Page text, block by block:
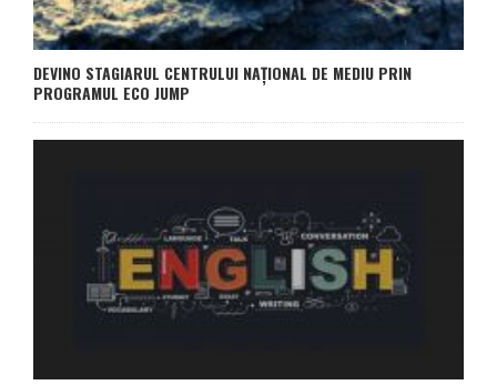
DEVINO STAGIARUL CENTRULUI NAȚIONAL DE MEDIU PRIN
PROGRAMUL ECO JUMP